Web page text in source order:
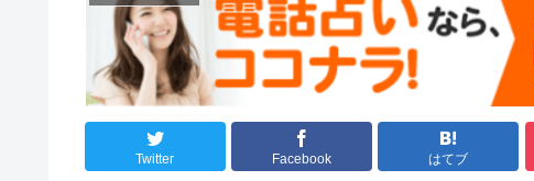
Twitter Facebook はてブ